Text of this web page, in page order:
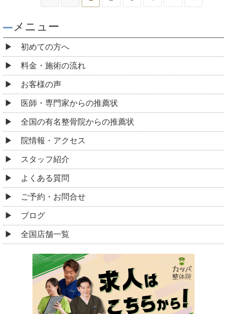
メニュー
初めての方へ
料金・施術の流れ
お客様の声
医師・専門家からの推薦状
全国の有名整骨院からの推薦状
院情報・アクセス
スタッフ紹介
よくある質問
ご予約・お問合せ
ブログ
全国店舗一覧